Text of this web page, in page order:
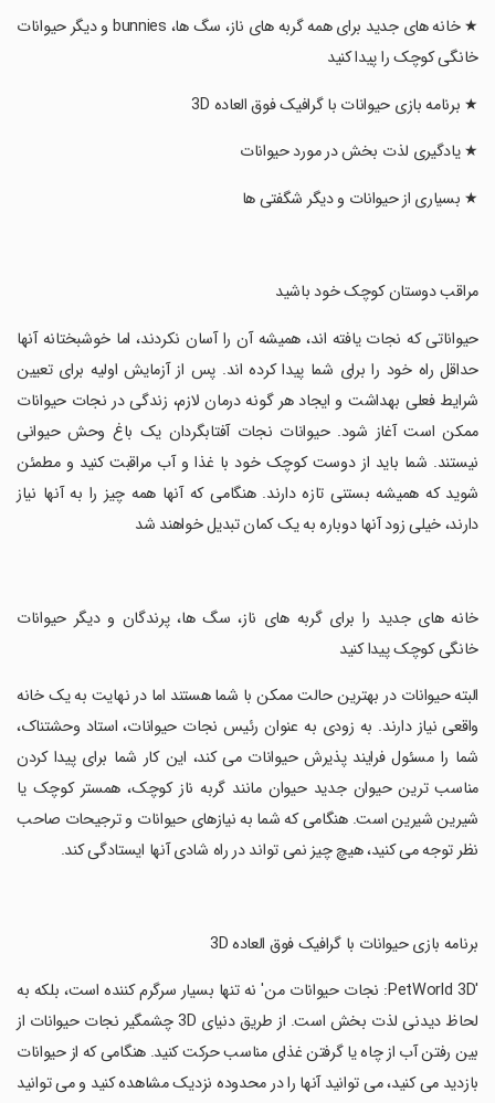
‏★ خانه های جدید برای همه گربه های ناز، سگ ها، bunnies و دیگر حیوانات
خانگی کوچک را پیدا کنید
‏★ برنامه بازی حیوانات با گرافیک فوق العاده 3D
‏★ یادگیری لذت بخش در مورد حیوانات
‏★ بسیاری از حیوانات و دیگر شگفتی ها
‏مراقب دوستان کوچک خود باشید
‏حیواناتی که نجات یافته اند، همیشه آن را آسان نکردند، اما خوشبختانه آنها
حداقل راه خود را برای شما پیدا کرده اند. پس از آزمایش اولیه برای تعیین
شرایط فعلی بهداشت و ایجاد هر گونه درمان لازم، زندگی در نجات حیوانات
ممکن است آغاز شود. حیوانات نجات آفتابگردان یک باغ وحش حیوانی
نیستند. شما باید از دوست کوچک خود با غذا و آب مراقبت کنید و مطمئن
شوید که همیشه بستنی تازه دارند. هنگامی که آنها همه چیز را به آنها نیاز
دارند، خیلی زود آنها دوباره به یک کمان تبدیل خواهند شد
‏خانه های جدید را برای گربه های ناز، سگ ها، پرندگان و دیگر حیوانات
خانگی کوچک پیدا کنید
‏البته حیوانات در بهترین حالت ممکن با شما هستند اما در نهایت به یک خانه
واقعی نیاز دارند. به زودی به عنوان رئیس نجات حیوانات، استاد وحشتناک،
شما را مسئول فرایند پذیرش حیوانات می کند، این کار شما برای پیدا کردن
مناسب ترین حیوان جدید حیوان مانند گربه ناز کوچک، همستر کوچک یا
شیرین شیرین است. هنگامی که شما به نیازهای حیوانات و ترجیحات صاحب
نظر توجه می کنید، هیچ چیز نمی تواند در راه شادی آنها ایستادگی کند.
‏برنامه بازی حیوانات با گرافیک فوق العاده 3D
‏'PetWorld 3D: نجات حیوانات من' نه تنها بسیار سرگرم کننده است، بلکه به
لحاظ دیدنی لذت بخش است. از طریق دنیای 3D چشمگیر نجات حیوانات از
بین رفتن آب از چاه یا گرفتن غذای مناسب حرکت کنید. هنگامی که از حیوانات
بازدید می کنید، می توانید آنها را در محدوده نزدیک مشاهده کنید و می توانید